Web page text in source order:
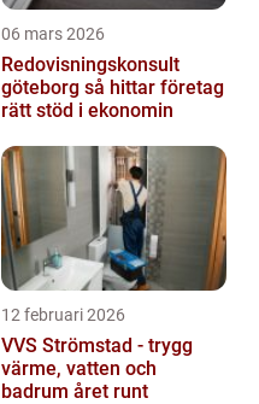
06 mars 2026
Redovisningskonsult
göteborg så hittar företag
rätt stöd i ekonomin
12 februari 2026
VVS Strömstad - trygg
värme, vatten och
badrum året runt